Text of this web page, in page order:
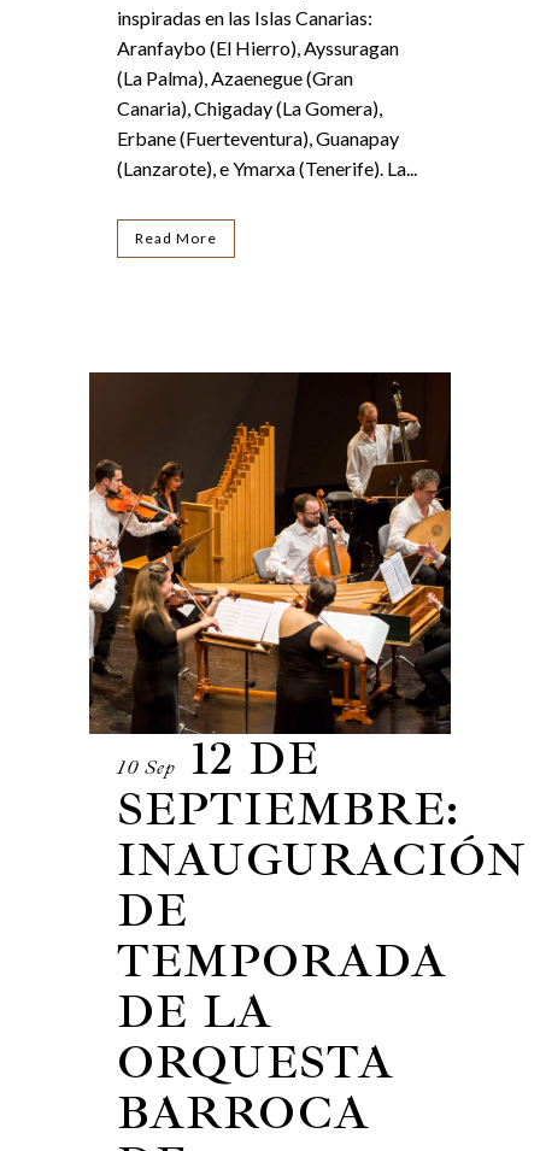
inspiradas en las Islas Canarias:
Aranfaybo (El Hierro), Ayssuragan
(La Palma), Azaenegue (Gran
Canaria), Chigaday (La Gomera),
Erbane (Fuerteventura), Guanapay
(Lanzarote), e Ymarxa (Tenerife). La...
Read More
10 Sep
12 DE
SEPTIEMBRE:
INAUGURACIÓN
DE
TEMPORADA
DE LA
ORQUESTA
BARROCA